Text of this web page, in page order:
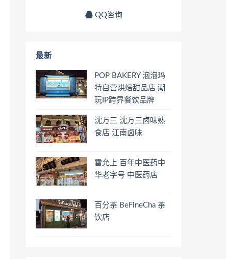
QQ咨询
最新
POP BAKERY 泡泡玛
特自营烘焙甜品店 潮
玩IP跨界餐饮品牌
沈万三 沈万三卤味熟
食店 江南卤味
雷允上 百年中医药中
华老字号 中医药店
百分茶 BeFineCha 茶
饮店